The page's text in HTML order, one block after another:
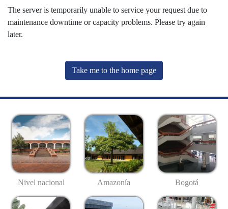
The server is temporarily unable to service your request due to
maintenance downtime or capacity problems. Please try again
later.
Take me to the home page
Nivel nacional Amazonía Bogotá